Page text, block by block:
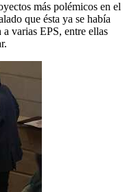
más polémicos en el
que ésta ya se había
varias EPS, entre ellas